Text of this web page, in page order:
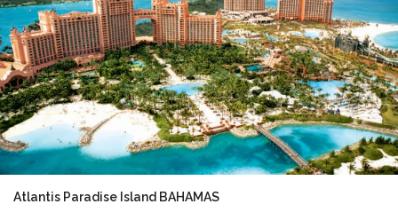
Atlantis Paradise Island BAHAMAS